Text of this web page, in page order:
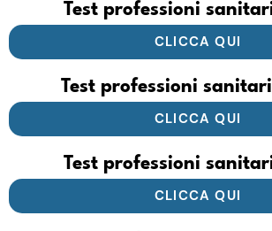
Test professioni
CLICCA QUI
Test professioni
CLICCA QUI
Test professioni
CLICCA QUI